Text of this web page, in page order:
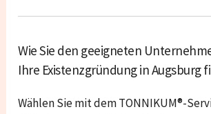
Wie Sie den geeigneten
Ihre Existenzgründung in Augsburg
Wählen Sie mit dem TONNIKUM®-